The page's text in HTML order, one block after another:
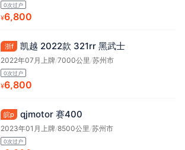
0次过户
¥6,800
浙f 凯越 2022款 321rr 黑武士
2022年07月上牌/7000公里 /苏州市
0次过户
¥6,800
皖p qjmotor 赛400
2023年01月上牌/8500公里 /苏州市
0次过户